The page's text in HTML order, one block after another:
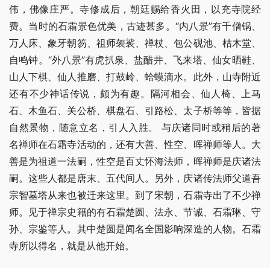
伟，佛像庄严。寺修成后，朝廷赐给香火田，以充寺院经
费。当时的石霜景色优美，古迹甚多。“内八景”有千僧锅、
万人床、象牙朝笏、祖师袈裟、禅杖、包公砚池、枯木堂、
自鸣钟。“外八景”有虎扒泉、盐醋井、飞来塔、仙女晒鞋、
山人下棋、仙人推磨、打鼓岭、蛤蟆滴水。此外，山寺附近
还有不少神话传说，颇为有趣。隔河相会、仙人椅、上马
石、木鱼石、关公桥、棋盘石、引路松、太子桥等等，皆据
自然景物，随意立名，引人入胜。 与庆诸同时或稍后的著
名禅师在石霜寺活动的，还有大善、性空、晖禅师等人。大
善是为祖道一法嗣，性空是百丈怀海法师，晖禅师是庆诸法
嗣。这些人都是唐末、五代间人。另外，庆诸传法师父道吾
宗智墓塔从来也被迁来这里。到了宋朝，石霜寺出了不少禅
师。见于禅宗史籍的有石霜楚圆、法永、节诚、石霜琳、守
孙、宗鉴等人。其中楚圆是闻名全国影响深造的人物。石霜
寺所以得名，就是从他开始。